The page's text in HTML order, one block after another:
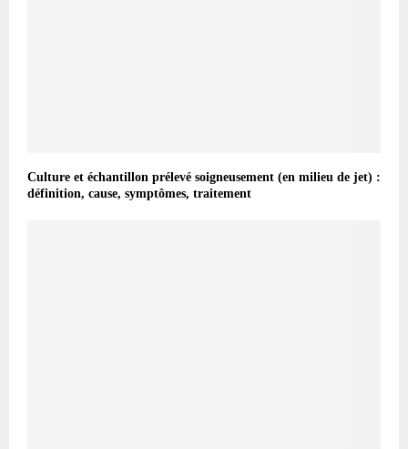
Culture et échantillon prélevé soigneusement (en milieu de jet) :
définition, cause, symptômes, traitement